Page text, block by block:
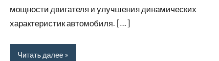
мощности двигателя и улучшения динамических
характеристик автомобиля. […]
Читать далее